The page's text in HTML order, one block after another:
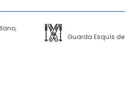
Guarda Esquís